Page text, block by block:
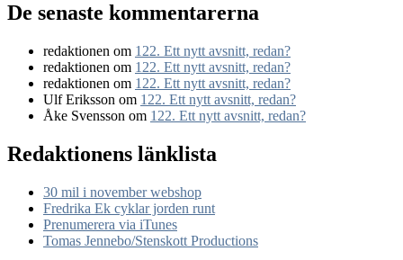
De senaste kommentarerna
redaktionen om 122. Ett nytt avsnitt, redan?
redaktionen om 122. Ett nytt avsnitt, redan?
redaktionen om 122. Ett nytt avsnitt, redan?
Ulf Eriksson om 122. Ett nytt avsnitt, redan?
Åke Svensson om 122. Ett nytt avsnitt, redan?
Redaktionens länklista
30 mil i november webshop
Fredrika Ek cyklar jorden runt
Prenumerera via iTunes
Tomas Jennebo/Stenskott Productions